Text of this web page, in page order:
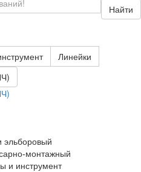
Найти
Линейки
эльборовый
монтажный
и инструмент